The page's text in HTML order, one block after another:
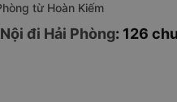
từ Hoàn Kiếm
đi Hải Phòng: 126